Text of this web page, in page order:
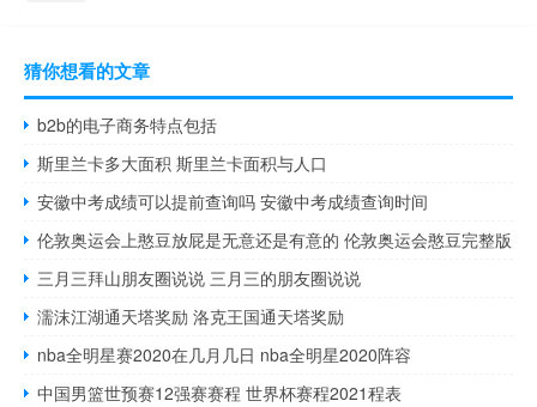
猜你想看的文章
b2b的电子商务特点包括
斯里兰卡多大面积 斯里兰卡面积与人口
安徽中考成绩可以提前查询吗 安徽中考成绩查询时间
伦敦奥运会上憨豆放屁是无意还是有意的 伦敦奥运会憨豆完整版
三月三拜山朋友圈说说 三月三的朋友圈说说
濡沫江湖通天塔奖励 洛克王国通天塔奖励
nba全明星赛2020在几月几日 nba全明星2020阵容
中国男篮世预赛12强赛赛程 世界杯赛程2021程表